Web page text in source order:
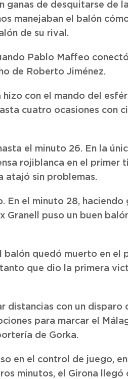
ganas de desquitarse de
manejaban el balón
de su rival.
Pablo Maffeo
de Roberto Jiménez.
con el mando del
cuatro ocasiones con
el minuto 26. En la
rojiblanca en el primer
atajó sin problemas.
el minuto 28, haciendo
Granell puso un buen
balón quedó muerto en el
que dio la primera
distancias con un disparo
para marcar el
de Gorka.
en el control de juego,
minutos, el Girona llegó